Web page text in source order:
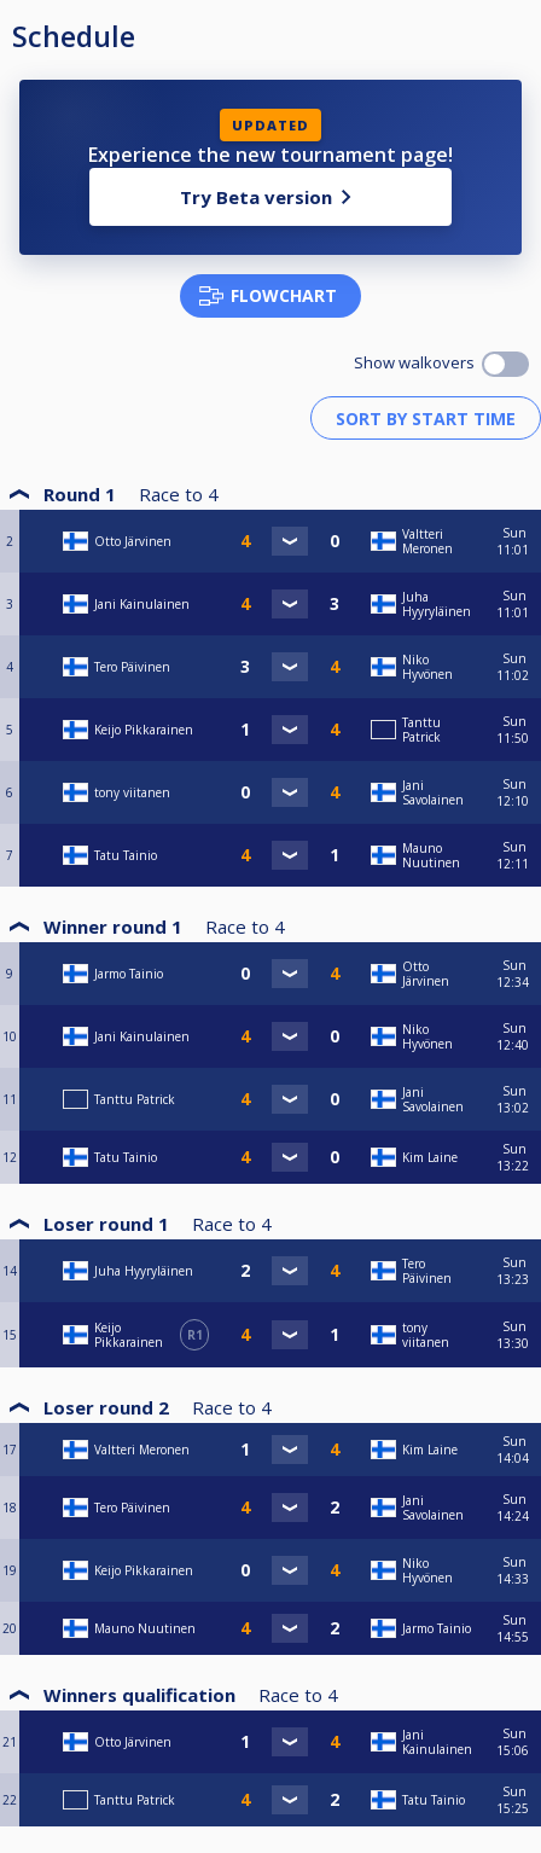
Schedule
UPDATED
Experience the new tournament page!
Try Beta version
FLOWCHART
Show walkovers
Round 1 Race to 4
2 Otto Järvinen
Valtteri
Meronen
Sun
11:01
3 Jani Kainulainen
Juha
Hyyryläinen
Sun
11:01
4 Tero Päivinen
Niko
Hyvönen
Sun
11:02
5 Keijo Pikkarainen
Tanttu
Patrick
Sun
11:50
6 tony viitanen
Jani
Savolainen
Sun
12:10
7 Tatu Tainio
Mauno
Nuutinen
Sun
12:11
Winner round 1 Race to 4
9 Jarmo Tainio
Otto
Järvinen
Sun
12:34
10 Jani Kainulainen
Niko
Hyvönen
Sun
12:40
11 Tanttu Patrick
Jani
Savolainen
Sun
13:02
12 Tatu Tainio Kim Laine
Sun
13:22
Loser round 1 Race to 4
14 Juha Hyyryläinen
Tero
Päivinen
Sun
13:23
15
Keijo
Pikkarainen
R1
tony
viitanen
Sun
13:30
Loser round 2 Race to 4
17 Valtteri Meronen Kim Laine
Sun
14:04
18 Tero Päivinen
Jani
Savolainen
Sun
14:24
19 Keijo Pikkarainen
Niko
Hyvönen
Sun
14:33
20 Mauno Nuutinen Jarmo Tainio
Sun
14:55
Winners qualification Race to 4
21 Otto Järvinen
Jani
Kainulainen
Sun
15:06
22 Tanttu Patrick Tatu Tainio
Sun
15:25